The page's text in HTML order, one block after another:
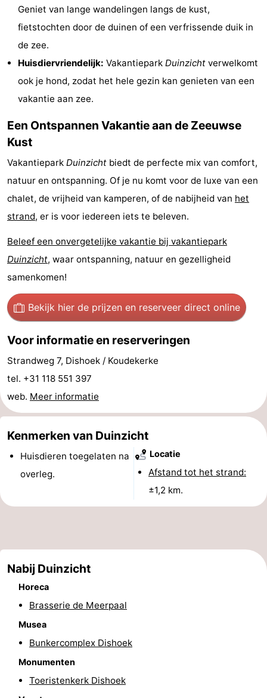
Bowlen
Wellness
centra
Dorpen
Steden
Natuur
Rondleidingen
Sporten
Zwembaden
-
Golfbanen
Eten
en
Evenementen
Praktisch
Forum
-
Nieuws
Medische
adressen
Regio
Duiveland
Renesse
Brouwershaven
Bruinisse
Geniet van lange wandelingen langs de kust,
fietstochten door de duinen of een verfrissende duik in
de zee.
Huisdiervriendelijk: Vakantiepark Duinzicht verwelkomt
ook je hond, zodat het hele gezin kan genieten van een
vakantie aan zee.
Een Ontspannen Vakantie aan de Zeeuwse
Kust
Vakantiepark Duinzicht biedt de perfecte mix van comfort,
natuur en ontspanning. Of je nu komt voor de luxe van een
chalet, de vrijheid van kamperen, of de nabijheid van het
strand, er is voor iedereen iets te beleven.
Beleef een onvergetelijke vakantie bij vakantiepark
Duinzicht, waar ontspanning, natuur en gezelligheid
samenkomen!
Bekijk hier de prijzen en reserveer direct online
Voor informatie en reserveringen
Strandweg 7, Dishoek / Koudekerke
tel. +31 118 551 397
web. Meer informatie
Kenmerken van Duinzicht
Huisdieren toegelaten na
overleg.
Locatie
Afstand tot het strand:
±1,2 km.
Nabij Duinzicht
Horeca
Brasserie de Meerpaal
Musea
Bunkercomplex Dishoek
Monumenten
Toeristenkerk Dishoek